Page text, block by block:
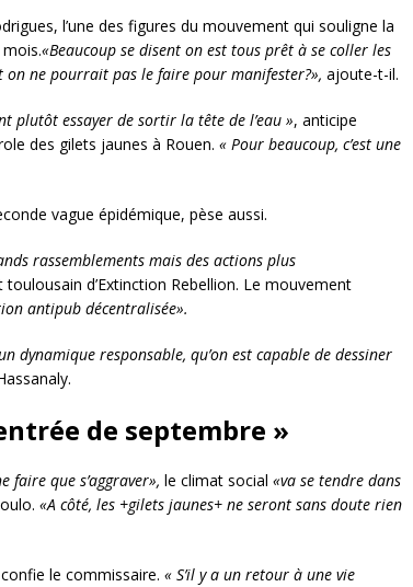
l’une des figures du mouvement qui souligne la
«Beaucoup se disent on est tous prêt à se coller les
ne pourrait pas le faire pour manifester?», ajoute-t-il.
plutôt essayer de sortir la tête de l’eau », anticipe
des gilets jaunes à Rouen. « Pour beaucoup, c’est une
vague épidémique, pèse aussi.
rassemblements mais des actions plus
d’Extinction Rebellion. Le mouvement
antipub décentralisée».
dynamique responsable, qu’on est capable de dessiner
de septembre »
faire que s’aggraver», le climat social «va se tendre dans
«A côté, les +gilets jaunes+ ne seront sans doute rien
confie le commissaire. « S’il y a un retour à une vie